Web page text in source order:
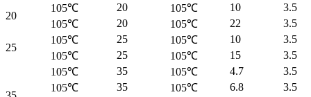
20
105℃ 20 105℃ 10
3.5
105℃
20 105℃ 22 3.5
25
105℃ 25 105℃ 10
3.5
105℃
25 105℃ 15 3.5
105℃ 35 105℃ 4.7
3.5
105℃
35 105℃ 6.8
3.5